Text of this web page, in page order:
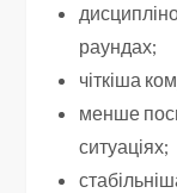
раундах;
чіткіша
менше
ситуаціях;